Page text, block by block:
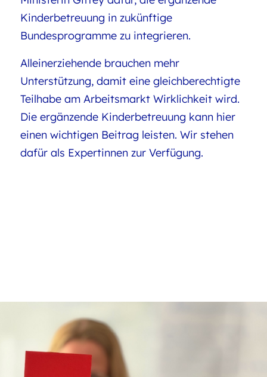
Kinderbetreuung in zukünftige
Bundesprogramme zu integrieren.
Alleinerziehende brauchen mehr
Unterstützung, damit eine gleichberechtigte
Teilhabe am Arbeitsmarkt Wirklichkeit wird.
Die ergänzende Kinderbetreuung kann hier
einen wichtigen Beitrag leisten. Wir stehen
dafür als Expertinnen zur Verfügung.